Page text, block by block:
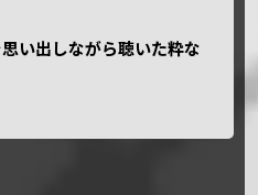
い出しながら聴いた粋な